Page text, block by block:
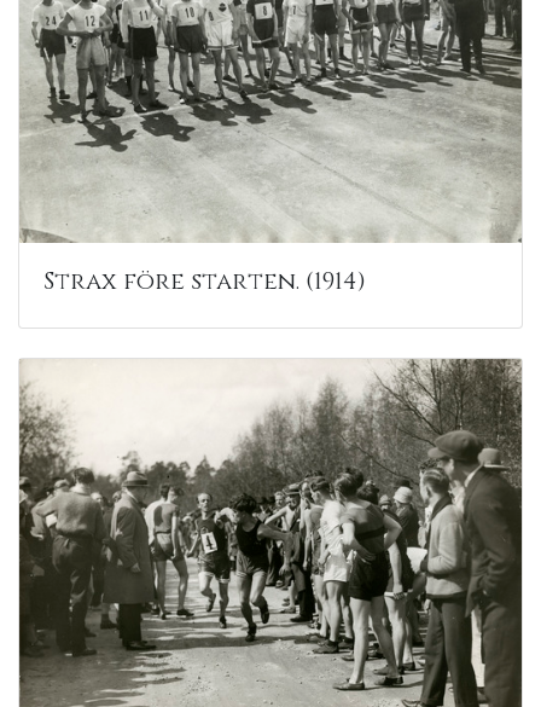
Strax före starten. (1914)